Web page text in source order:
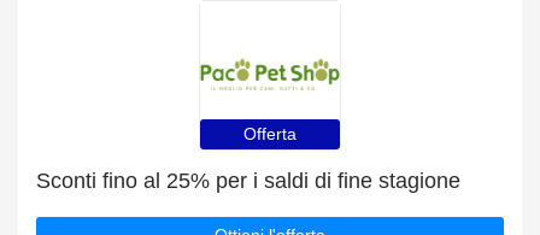
Offerta
Sconti fino al 25% per i saldi di fine stagione